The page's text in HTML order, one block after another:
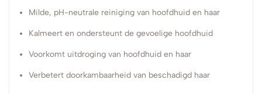
Milde, pH-neutrale reiniging van hoofdhuid en haar
Kalmeert en ondersteunt de gevoelige hoofdhuid
Voorkomt uitdroging van hoofdhuid en haar
Verbetert doorkambaarheid van beschadigd haar